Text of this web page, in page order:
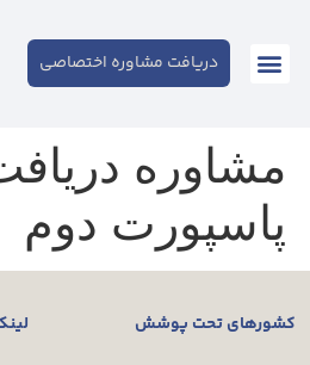
دریافت مشاوره اختصاصی
مشاوره
پاسپورت دوم
کشورهای تحت پوشش